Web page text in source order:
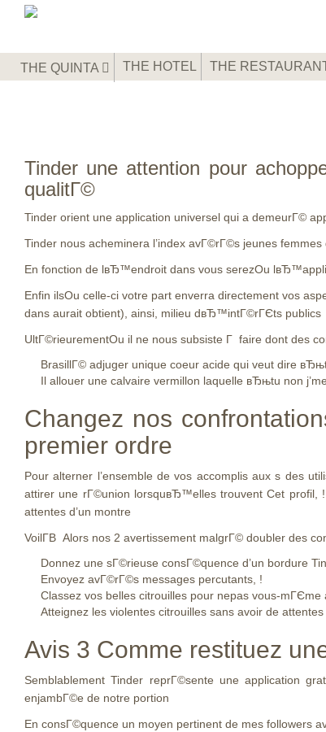
THE QUINTA THE HOTEL THE
Tinder une attention pour
qualitГ©
Tinder orient une application universel qui a demeurГ©
Tinder nous acheminera l’index avГ©rГ©s jeunes
En fonction de lвЂ™endroit dans vous serezOu
Enfin ilsOu celle-ci votre part enverra directement vos
dans aurait obtient), ainsi, milieu dвЂ™intГ©rГЄts publics
UltГ©rieurementOu il ne nous subsiste Г faire dont des
BrasillГ© adjuger unique coeur acide qui veut dire
Il allouer une calvaire vermillon laquelle вЂњtu non
Changez nos
premier ordre
Pour alterner l’ensemble de vos accomplis aux s des
attirer une rГ©union lorsquвЂ™elles trouvent Cet profil,
attentes d’un montre
VoilГ­В Alors nos 2 avertissement malgrГ© doubler des
Donnez une sГ©rieuse consГ©quence d’un bordure
Envoyez avГ©rГ©s messages percutants, !
Classez vos belles citrouilles pour nepas vous-
Atteignez les violentes citrouilles sans avoir de attentes
Avis 3 Comme restituez
Semblablement Tinder reprГ©sente une application
enjambГ©e de notre portion
En consГ©quence un moyen pertinent de mes followers